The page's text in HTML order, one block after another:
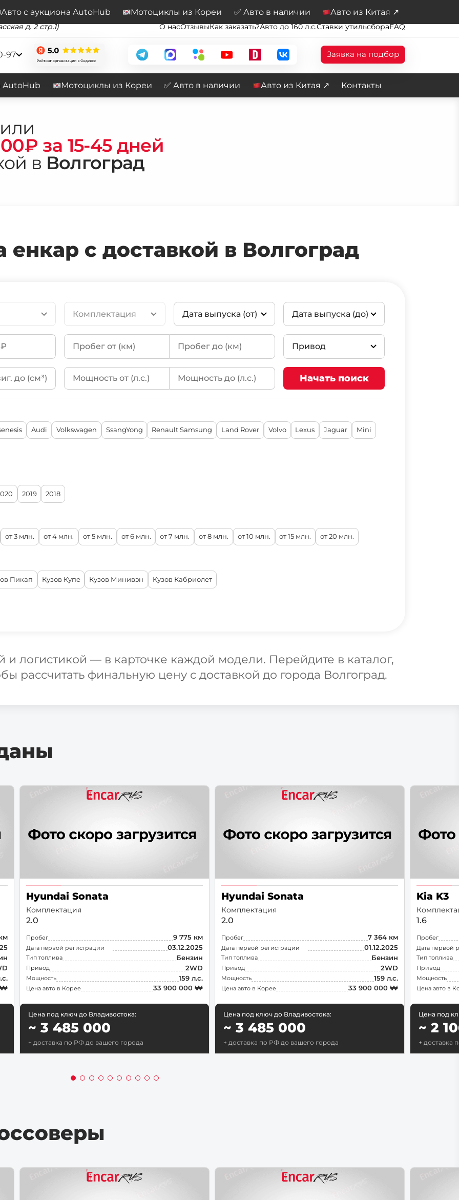
Подписывайтесь на наш канал
д. 2 стр.1) О насОтзывыКак заказать?Авто до 160 л.с.Ставки утильсбораFAQ
97 Заявка на подбор
AutoHub Мотоциклы из Кореи ✅ Авто в наличии Авто из Китая ↗ Контакты
Авто с аукциона AutoHub Мотоциклы из Кореи ✅ Авто в наличии Авто из Китая ↗
за 15-45 дней
в Волгоград
енкар с доставкой в Волгоград
Комплектация Дата выпуска (от) Дата выпуска (до)
Привод
Начать поиск
Audi Volkswagen SsangYong Renault Samsung Land Rover Volvo Lexus Jaguar Mini
2019 2018
от 3 млн. от 4 млн. от 5 млн. от 6 млн. от 7 млн. от 8 млн. от 10 млн. от 15 млн. от 20 млн.
Пикап Кузов Купе Кузов Минивэн Кузов Кабриолет
логистикой — в карточке каждой модели. Перейдите в каталог,
рассчитать финальную цену с доставкой до города Волгоград.
₩
Hyundai Sonata
Комплектация
2.0
Пробег 9 775 км
Дата первой регистрации 03.12.2025
Тип топлива Бензин
Привод 2WD
Мощность 159 л.с.
Цена авто в Корее 33 900 000 ₩
Цена под ключ до Владивостока:
~ 3 485 000
+ доставка по РФ до вашего города
Hyundai Sonata
Комплектация
2.0
Пробег 7 364 км
Дата первой регистрации 01.12.2025
Тип топлива Бензин
Привод 2WD
Мощность 159 л.с.
Цена авто в Корее 33 900 000 ₩
Цена под ключ до Владивостока:
~ 3 485 000
+ доставка по РФ до вашего города
Kia K3
1.6
Пробег
Дата первой
Тип топлива
Привод
Мощность
Цена авто в
Цена под
~ 2
+ доставка
найдитесвой город
Казань
Челябинск
Воронеж